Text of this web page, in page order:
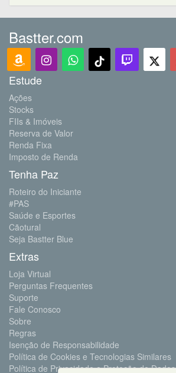
Bastter.com
Estude
Ações
Stocks
FIIs & Imóveis
Reserva de Valor
Renda Fixa
Imposto de Renda
Tenha Paz
Roteiro do Iniciante
#PAS
Saúde e Esportes
Cãotural
Seja Bastter Blue
Extras
Loja Virtual
Perguntas Frequentes
Suporte
Fale Conosco
Sobre
Regras
Isenção de Responsabilidade
Política de Cookies e Tecnologias Similares
Política de Privacidade e Proteção de Dados